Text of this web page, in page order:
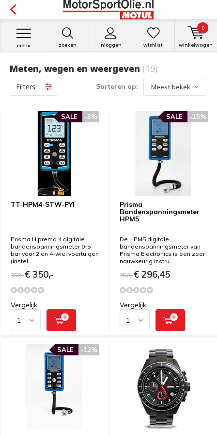
zoeken inloggen
menu wishlist winkelwagen
0
Meten, wegen en weergeven (19)
Filters Sorteren op:
TT-HPM4-STW-PYI
-3%
SALE
Prisma Hiprema 4 digitale
bandenspanningsmeter 0-5
bar voor 2 en 4-wiel voertuigen
(instel...
359,-€ 350,-
Vergelijk
Prisma
Bandenspanningsmeter
HPM5
-15%
SALE
De HPM5 digitale
bandenspanningsmeter van
Prisma Electronics is een zeer
nauwkeurig instru...
350,-€ 296,45
Vergelijk
-12%
SALE